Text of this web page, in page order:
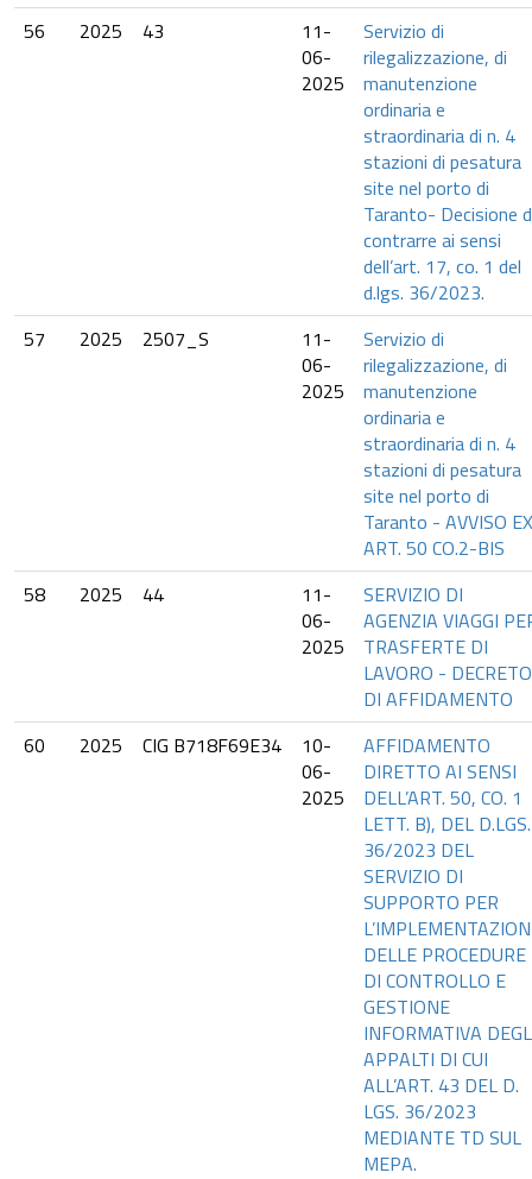
56
2025 43
11-
06-
2025
Servizio di
rilegalizzazione, di
manutenzione
ordinaria e
straordinaria di n. 4
stazioni di pesatura
site nel porto di
Taranto- Decisione
contrarre ai sensi
dell’art. 17, co. 1 del
d.lgs. 36/2023.
57
2025 2507_S
11-
06-
2025
Servizio di
rilegalizzazione, di
manutenzione
ordinaria e
straordinaria di n. 4
stazioni di pesatura
site nel porto di
Taranto - AVVISO EX
ART. 50 CO.2-BIS
58
2025 44
11-
06-
2025
SERVIZIO DI
AGENZIA VIAGGI
TRASFERTE DI
LAVORO - DECRETO
DI AFFIDAMENTO
60
2025 CIG B718F69E34
10-
06-
2025
AFFIDAMENTO
DIRETTO AI SENSI
DELL’ART. 50, CO. 1
LETT. B), DEL D.LGS.
36/2023 DEL
SERVIZIO DI
SUPPORTO PER
DELLE PROCEDURE
DI CONTROLLO E
GESTIONE
INFORMATIVA
APPALTI DI CUI
ALL’ART. 43 DEL D.
LGS. 36/2023
MEDIANTE TD SUL
MEPA.